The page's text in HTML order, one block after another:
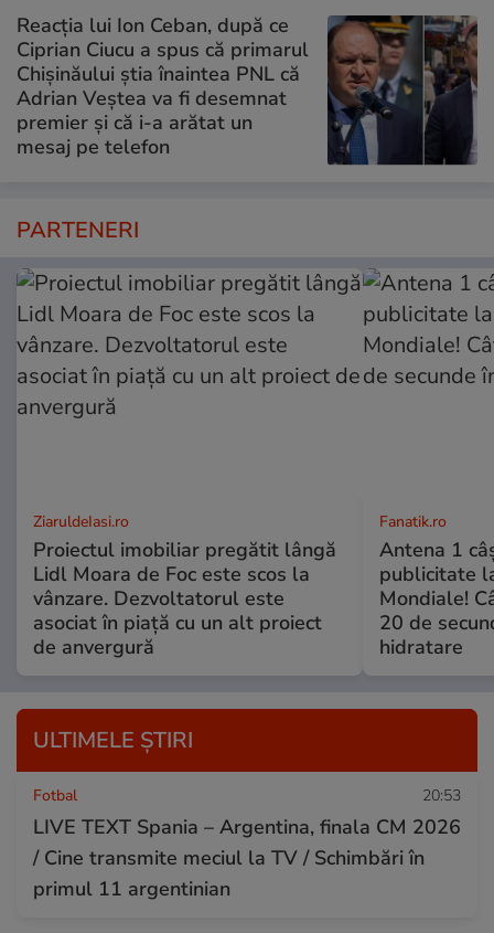
Reacția lui Ion Ceban, după ce
Ciprian Ciucu a spus că primarul
Chișinăului știa înaintea PNL că
Adrian Veștea va fi desemnat
premier și că i-a arătat un
mesaj pe telefon
PARTENERI
ZiaruldeIasi.ro
Proiectul imobiliar pregătit lângă
Lidl Moara de Foc este scos la
vânzare. Dezvoltatorul este
asociat în piață cu un alt proiect
de anvergură
Fanatik.ro
Antena 1
publicitate
Mondiale!
20 de
hidratare
ULTIMELE ȘTIRI
Fotbal 20:53
LIVE TEXT Spania – Argentina, finala CM 2026
/ Cine transmite meciul la TV / Schimbări în
primul 11 argentinian